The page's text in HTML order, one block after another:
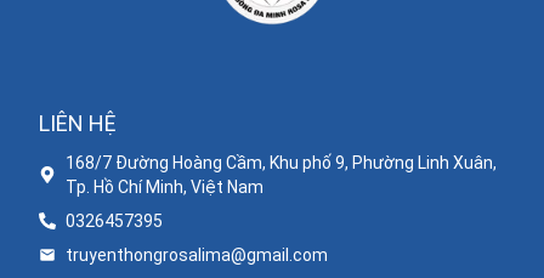
LIÊN HỆ
168/7 Đường Hoàng Cầm, Khu phố 9, Phường Linh Xuân,
Tp. Hồ Chí Minh, Việt Nam
0326457395
truyenthongrosalima@gmail.com